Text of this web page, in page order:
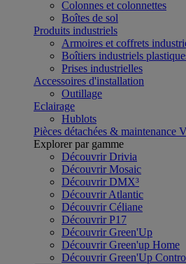
Colonnes et colonnettes
Boîtes de sol
Produits industriels
Armoires et coffrets
Boîtiers industriels
Prises industrielles
Accessoires d'installation
Outillage
Eclairage
Hublots
Pièces détachées & maintenance
Explorer par gamme
Découvrir Drivia
Découvrir Mosaic
Découvrir DMX³
Découvrir Atlantic
Découvrir Céliane
Découvrir P17
Découvrir Green'Up
Découvrir Green'up Home
Découvrir Green'Up